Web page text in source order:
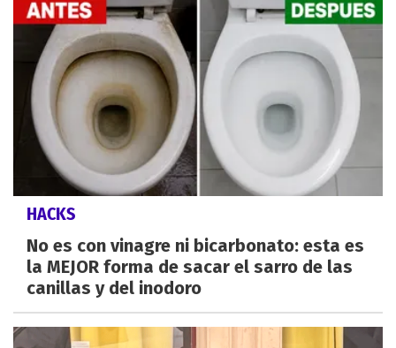
HACKS
No es con vinagre ni bicarbonato: esta es
la MEJOR forma de sacar el sarro de las
canillas y del inodoro